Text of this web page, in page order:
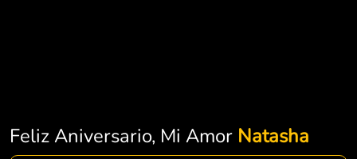
Feliz Aniversario, Mi Amor Natasha